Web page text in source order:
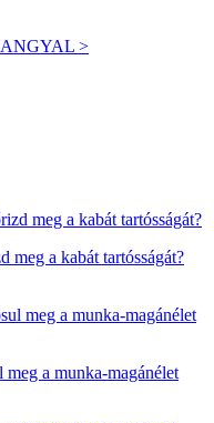
>
a kabát tartósságát?
a munka-magánélet